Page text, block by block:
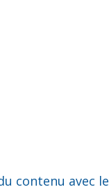
contenu avec le